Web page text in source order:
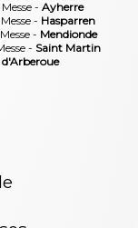
- Ayherre
Messe - Hasparren
- Mendionde
- Saint Martin
d'Arberoue